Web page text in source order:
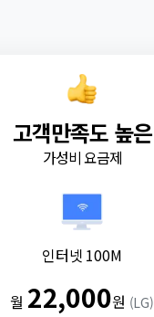
고객만족도 높은
가성비 요금제
인터넷 100M
월 22,000원 (LG)